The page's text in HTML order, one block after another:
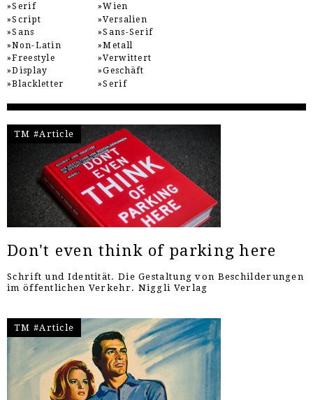
Serif
Script
Sans
Non-Latin
Freestyle
Display
Blackletter
Wien
Versalien
Sans-Serif
Metall
Verwittert
Geschäft
Serif
TM #Article
Don't even think of parking here
Schrift und Identität. Die Gestaltung von Beschilderungen
im öffentlichen Verkehr. Niggli Verlag
TM #Article